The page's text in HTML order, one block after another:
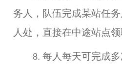
务人，队伍完成某站任
人处，直接在中途站点领
8. 每人每天可完成